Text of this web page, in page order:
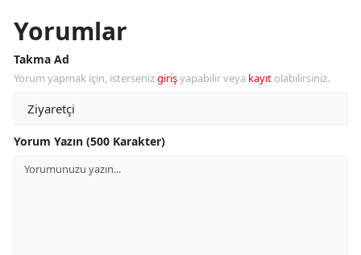
Yorumlar
Takma Ad
Yorum yapmak için, istersenizgirişyapabilir veya kayıt olabilirsiniz.
Yorum Yazın (500 Karakter)